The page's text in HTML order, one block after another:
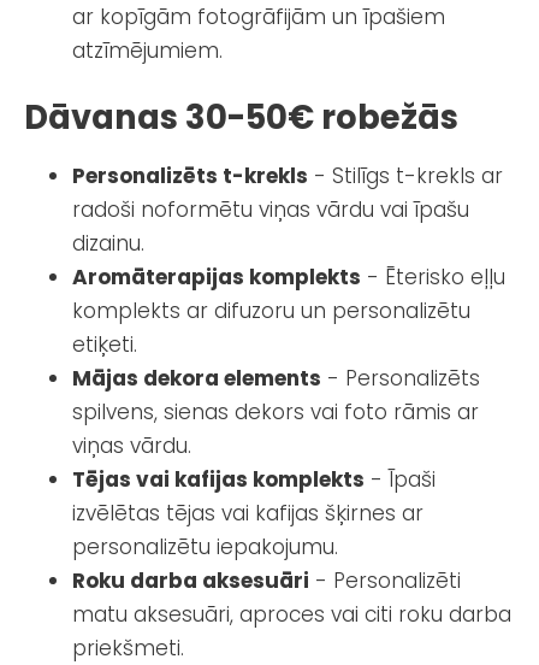
ar kopīgām fotogrāfijām un īpašiem
atzīmējumiem.
Dāvanas 30-50€ robežās
Personalizēts t-krekls - Stilīgs t-krekls ar
radoši noformētu viņas vārdu vai īpašu
dizainu.
Aromāterapijas komplekts - Ēterisko eļļu
komplekts ar difuzoru un personalizētu
etiķeti.
Mājas dekora elements - Personalizēts
spilvens, sienas dekors vai foto rāmis ar
viņas vārdu.
Tējas vai kafijas komplekts - Īpaši
izvēlētas tējas vai kafijas šķirnes ar
personalizētu iepakojumu.
Roku darba aksesuāri - Personalizēti
matu aksesuāri, aproces vai citi roku darba
priekšmeti.